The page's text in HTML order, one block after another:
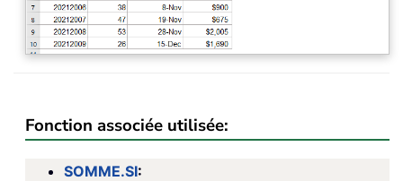
Fonction associée utilisée:
SOMME.SI: